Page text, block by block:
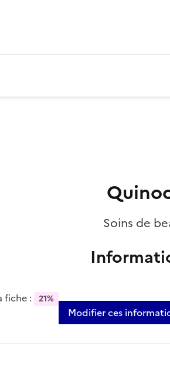
Soins de
fiche : 21%
Modifier ces